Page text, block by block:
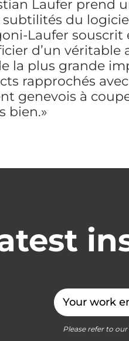
Laufer prend
du
Laufer souscrit
d’un véritable
la plus grande
rapprochés
genevois à
bien.»
Email
Please refer to